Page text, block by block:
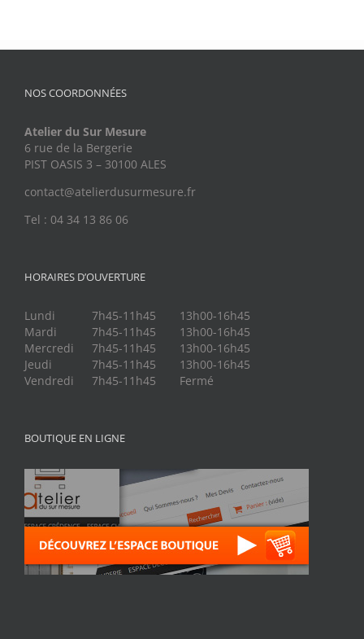
NOS COORDONNÉES
Atelier du Sur Mesure
6 rue de la Bergerie
PIST OASIS 3 – 30100 ALES
contact@atelierdusurmesure.fr
Tel : 04 34 13 86 06
HORAIRES D’OUVERTURE
Lundi 7h45-11h45
13h00-16h45
Mardi
7h45-11h45
13h00-16h45
Mercredi
7h45-11h45
13h00-16h45
Jeudi
7h45-11h45
13h00-16h45
Vendredi
7h45-11h45 Fermé
BOUTIQUE EN LIGNE